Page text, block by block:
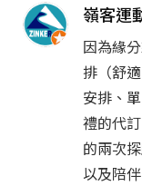
嶺客運
因為緣
排（舒
安排、
禮的代
的兩次
以及陪